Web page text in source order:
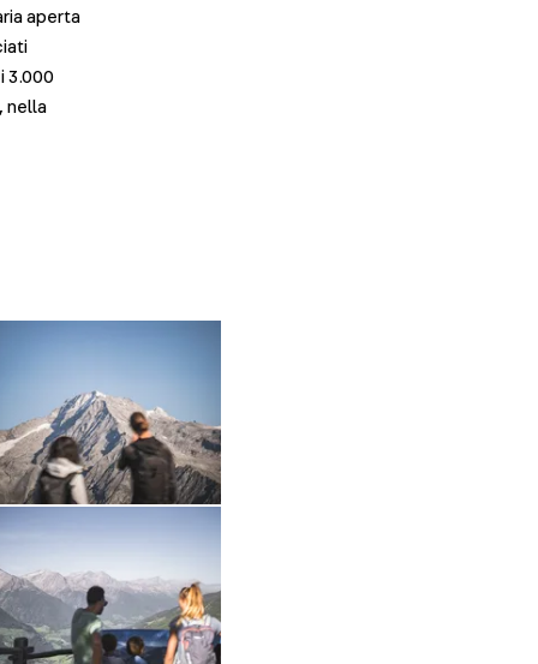
aperta
3.000
nella